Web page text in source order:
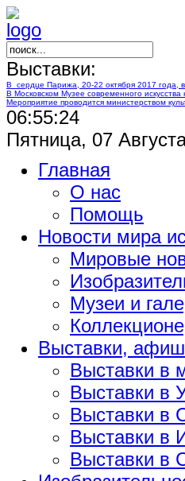
Выставки:
В сердце Парижа, 20-22 октября 2017 года, в
В Московском Музее современного искусства
Мероприятие проводится министерством
06:55:24
Пятница, 07
Главная
О нас
Помощь
Новости мира
Мировые
Музеи и
Выставки,
Выставки в
Выставки в
Выставки в
Выставки в
Выставки в